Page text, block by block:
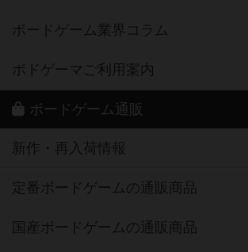
ボードゲーム業界コラム
ボドゲーマご利用案内
ボードゲーム通販
新作・再入荷情報
定番ボードゲームの通販商品
国産ボードゲームの通販商品